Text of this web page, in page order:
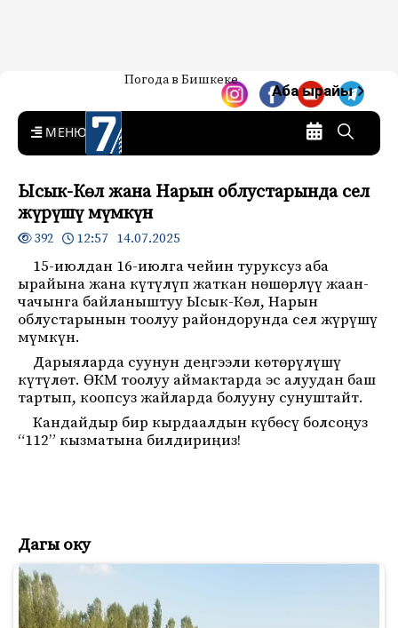
7-канал. Жаңылыктар —
Кыргызстан
Жаңылыктар — Кыргызстан
Погода в Бишкеке
Аба ырайы
MENU
Ысык-Көл жана Нарын облустарында сел
жүрүшү мүмкүн
392 12:57 14.07.2025
15-июлдан 16-июлга чейин туруксуз аба
ырайына жана күтүлүп жаткан нөшөрлүү жаан-
чачынга байланыштуу Ысык-Көл, Нарын
облустарынын тоолуу райондорунда сел жүрүшү
мүмкүн.
Дарыяларда суунун деңгээли көтөрүлүшү
күтүлөт. ӨКМ тоолуу аймактарда эс алуудан баш
тартып, коопсуз жайларда болууну сунуштайт.
Кандайдыр бир кырдаалдын күбөсү болсоңуз
“112” кызматына билдириңиз!
Дагы оку